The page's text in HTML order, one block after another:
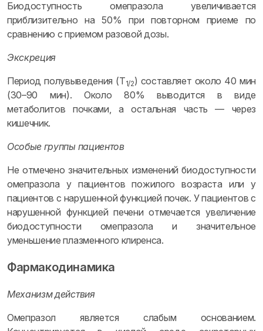
Биодоступность омепразола увеличивается
приблизительно на 50% при повторном приеме по
сравнению с приемом разовой дозы.
Экскреция
Период полувыведения (T1/2) составляет около 40 мин
(30–90 мин). Около 80% выводится в виде
метаболитов почками, а остальная часть — через
кишечник.
Особые группы пациентов
Не отмечено значительных изменений биодоступности
омепразола у пациентов пожилого возраста или у
пациентов с нарушенной функцией почек. У пациентов с
нарушенной функцией печени отмечается увеличение
биодоступности омепразола и значительное
уменьшение плазменного клиренса.
Фармакодинамика
Механизм действия
Омепразол является слабым основанием.